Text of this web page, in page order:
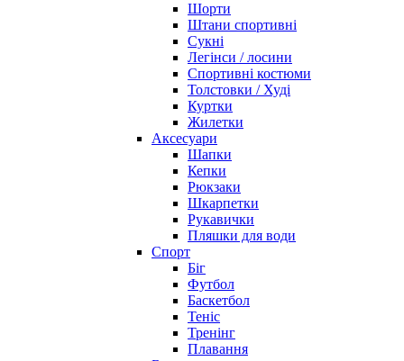
Шорти
Штани спортивні
Сукні
Легінси / лосини
Спортивні костюми
Толстовки / Худі
Куртки
Жилетки
Аксесуари
Шапки
Кепки
Рюкзаки
Шкарпетки
Рукавички
Пляшки для води
Спорт
Біг
Футбол
Баскетбол
Теніс
Тренінг
Плавання